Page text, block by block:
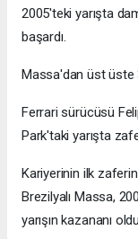
2005'teki yarışta
başardı.
Massa'dan üst üste
Ferrari sürücüsü
Park'taki yarışta
Kariyerinin ilk
Brezilyalı Massa,
yarışın kazananı oldu.